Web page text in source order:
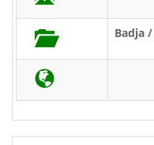
Badja